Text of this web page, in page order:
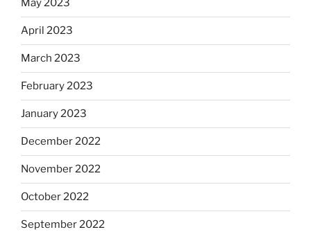
May 2023
April 2023
March 2023
February 2023
January 2023
December 2022
November 2022
October 2022
September 2022